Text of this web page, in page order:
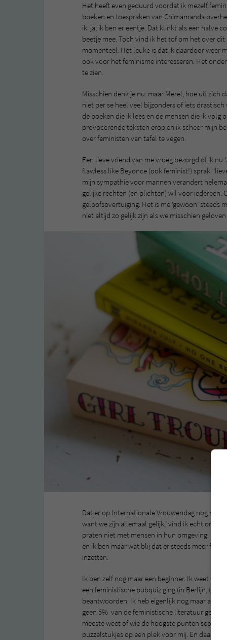
Het heeft even geduurd voordat ik mezelf
boeken en toespraken van Chimamanda
ik: ja, ik ben er eentje. Dat klinkt als een halve
beetje mee. Toch vind ik het tof om het over
momenteel. Het leuke is dat ik daardoor weer
ook voor het feminisme interesseren. Het
te zien.
Misschien denk je nu: maar Merel, hoe uit zich
niet per se heel veel bijzonders of iets
de boeken die ik lees en de mensen die ik volg
provocerende teksten erop en ik scheer mijn
over feministen van tafel te vegen.
Een lieve vriend van me vroeg bezorgd of ik nu
flawless like Beyonce (ook feminist!) sprak:
mijn sympathie voor mannen verandert
gelijke rechten (en plichten) wil voor iedereen.
geloofsovertuiging. Het is me ‘gewoon’
niet altijd zo gelijk zijn als we misschien
Dat er op Internationale Vrouwendag nog
want we zijn allemaal gelijk,’ vind ik echt
praten niet met mensen in hun omgeving. Die
en ik ben maar wat blij dat er steeds meer
inzetten.
Ik ben zelf nog maar een beginner. Ik weet
een feministische pubquiz ging (in Berlijn,
beantwoorden. Ik heb eigenlijk nog maar
geen 5% van de feministische literatuur
meeste weet of wie de hoogste punten
puzzelstukjes op een plek voor mij. En daarom